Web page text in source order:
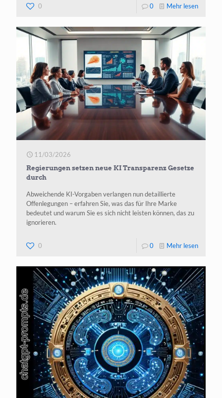
0 0 Mehr lesen-
KI-
11/03/2026
Regierungen setzen neue KI Transparenz Gesetze
durch
Abweichende KI-Vorgaben verlangen nun detaillierte
Offenlegungen – erfahren Sie, was das für Ihre Marke
bedeutet und warum Sie es sich nicht leisten können, das zu
ignorieren.
0 0 Mehr lesen-
setzen
neue
KI
Gesetze